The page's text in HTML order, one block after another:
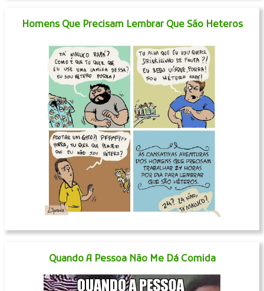
Homens Que Precisam Lembrar Que São Heteros
Quando A Pessoa Não Me Dá Comida